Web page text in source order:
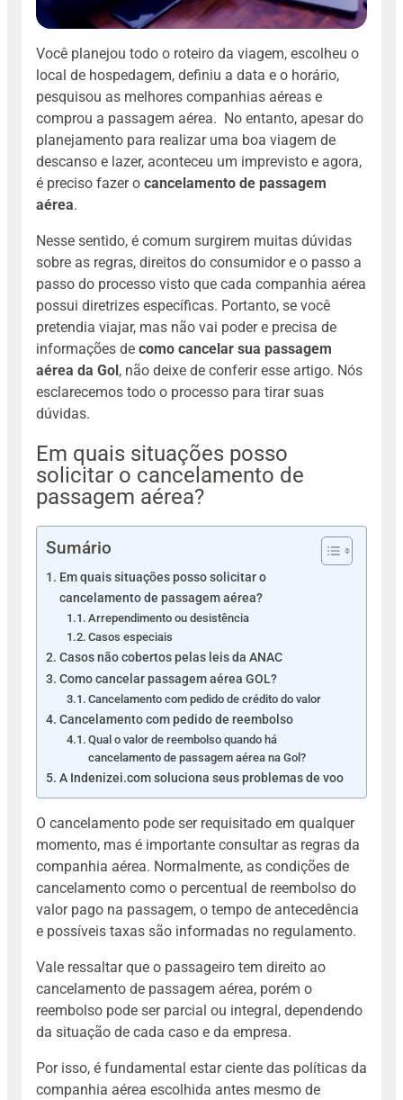
Você planejou todo o roteiro da viagem, escolheu o
local de hospedagem, definiu a data e o horário,
pesquisou as melhores companhias aéreas e
comprou a passagem aérea. No entanto, apesar do
planejamento para realizar uma boa viagem de
descanso e lazer, aconteceu um imprevisto e agora,
é preciso fazer o cancelamento de passagem
aérea.
Nesse sentido, é comum surgirem muitas dúvidas
sobre as regras, direitos do consumidor e o passo a
passo do processo visto que cada companhia aérea
possui diretrizes específicas. Portanto, se você
pretendia viajar, mas não vai poder e precisa de
informações de como cancelar sua passagem
aérea da Gol, não deixe de conferir esse artigo. Nós
esclarecemos todo o processo para tirar suas
dúvidas.
Em quais situações posso
solicitar o cancelamento de
passagem aérea?
Sumário
Em quais situações posso solicitar o
cancelamento de passagem aérea?
Arrependimento ou desistência
Casos especiais
Casos não cobertos pelas leis da ANAC
Como cancelar passagem aérea GOL?
Cancelamento com pedido de crédito do valor
Cancelamento com pedido de reembolso
Qual o valor de reembolso quando há
cancelamento de passagem aérea na Gol?
A Indenizei.com soluciona seus problemas de voo
O cancelamento pode ser requisitado em qualquer
momento, mas é importante consultar as regras da
companhia aérea. Normalmente, as condições de
cancelamento como o percentual de reembolso do
valor pago na passagem, o tempo de antecedência
e possíveis taxas são informadas no regulamento.
Vale ressaltar que o passageiro tem direito ao
cancelamento de passagem aérea, porém o
reembolso pode ser parcial ou integral, dependendo
da situação de cada caso e da empresa.
Por isso, é fundamental estar ciente das políticas da
companhia aérea escolhida antes mesmo de